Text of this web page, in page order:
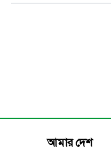
আমার দেশ